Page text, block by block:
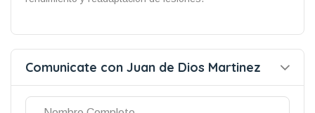
Comunicate con Juan de Dios Martinez